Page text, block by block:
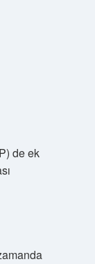
de ek